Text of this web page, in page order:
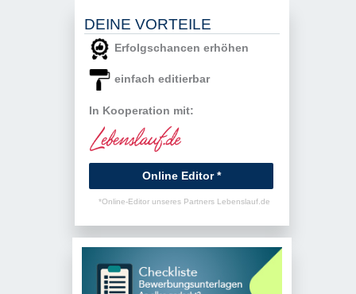
DEINE VORTEILE
Erfolgschancen erhöhen
einfach editierbar
In Kooperation mit:
Online Editor *
*Online-Editor unseres Partners Lebenslauf.de